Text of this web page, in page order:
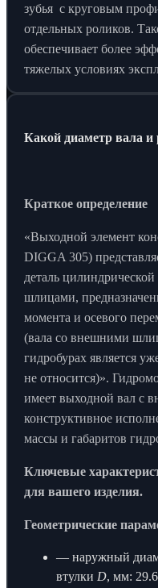
зубья с круговым
отдельных роликов.
обеспечивает более
тяжелых условиях
Какой диаметр вала и
Краткое определение
«Выходной элемент
DIGGA 305)
деталь
шлицами,
момента и осевого
(вала со внешними
гидробурах является
не относится)».
имеет выходной вал с
конструктивное
массы и габаритов
Ключевые
для вашего изделия.
Геометрические
— наружный
втулки D, мм: